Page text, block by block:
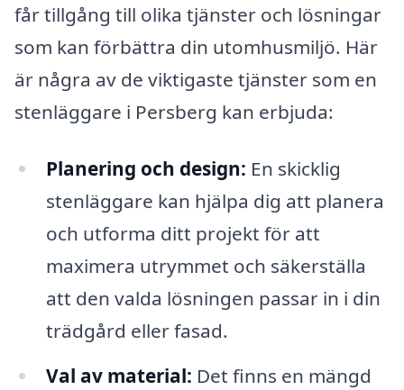
får tillgång till olika tjänster och lösningar
som kan förbättra din utomhusmiljö. Här
är några av de viktigaste tjänster som en
stenläggare i Persberg kan erbjuda:
Planering och design: En skicklig
stenläggare kan hjälpa dig att planera
och utforma ditt projekt för att
maximera utrymmet och säkerställa
att den valda lösningen passar in i din
trädgård eller fasad.
Val av material: Det finns en mängd